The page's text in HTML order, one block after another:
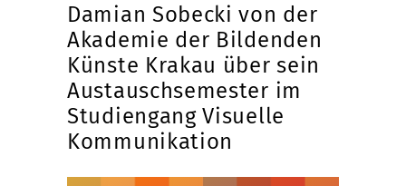
Damian Sobecki von der
Akademie der Bildenden
Künste Krakau über sein
Austauschsemester im
Studiengang Visuelle
Kommunikation